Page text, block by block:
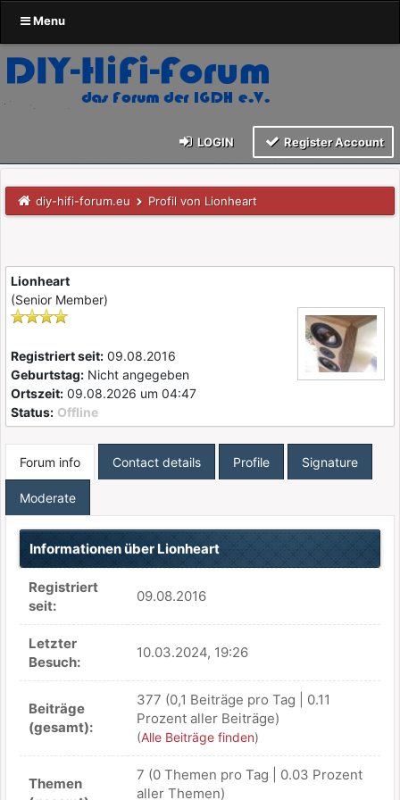
Menu
LOGIN Register Account
diy-hifi-forum.eu Profil von Lionheart
Lionheart
(Senior Member)
Registriert seit: 09.08.2016
Geburtstag: Nicht angegeben
Ortszeit: 09.08.2026 um 04:47
Status: Offline
Forum info Contact details Profile Signature
Moderate
Informationen über Lionheart
Registriert
seit:
09.08.2016
Letzter
Besuch:
10.03.2024, 19:26
Beiträge
(gesamt):
377 (0,1 Beiträge pro Tag | 0.11
Prozent aller Beiträge)
(Alle Beiträge finden)
Themen
7 (0 Themen pro Tag | 0.03 Prozent
aller Themen)